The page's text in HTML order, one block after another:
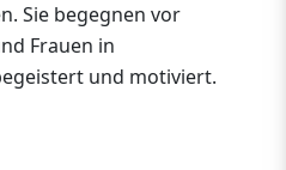
Sie begegnen vor
Frauen in
und motiviert.